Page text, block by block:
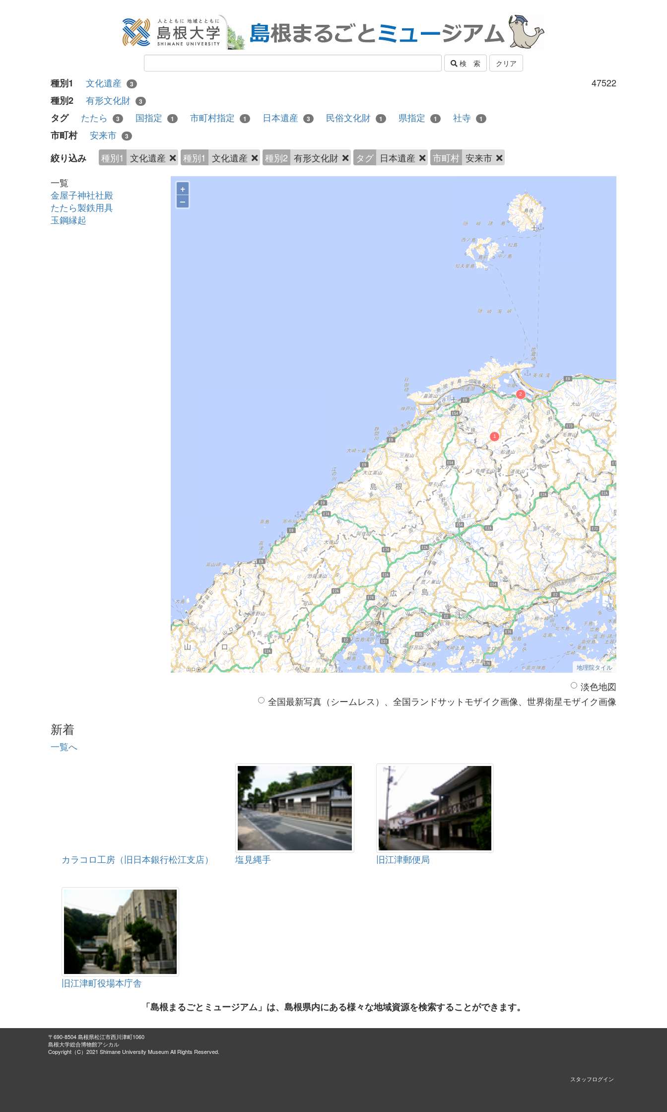
検 索 クリア
47522
種別1 文化遺産 3
種別2 有形文化財 3
タグ たたら 3 国指定 1 市町村指定 1 日本遺産 3 民俗文化財 1 県指定 1 社寺 1
市町村 安来市 3
絞り込み 種別1 文化遺産 種別1 文化遺産 種別2 有形文化財 タグ 日本遺産 市町村 安来市
一覧
金屋子神社社殿
たたら製鉄用具
玉鋼縁起
+
–
地理院タイル
淡色地図
全国最新写真（シームレス）、全国ランドサットモザイク画像、世界衛星モザイク画像
新着
一覧へ
カラコロ工房（旧日本銀行松江支店） 塩見縄手 旧江津郵便局
旧江津町役場本庁舎
「島根まるごとミュージアム」は、島根県内にある様々な地域資源を検索することができます。
〒690-8504 島根県松江市西川津町1060
島根大学総合博物館アシカル
Copyright（C）2021 Shimane University Museum All Rights Reserved.
スタッフログイン